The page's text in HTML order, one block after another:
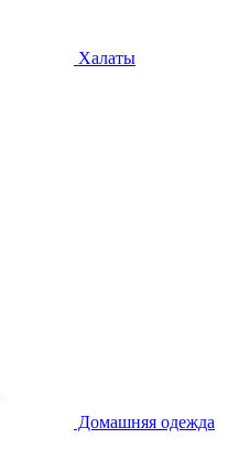
Халаты
Домашняя одежда